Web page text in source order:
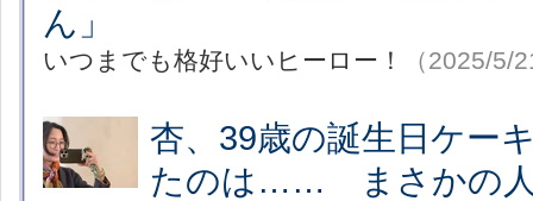
ん」
いつまでも格好いいヒーロー！ （2025/5/
杏、39歳の誕生日ケー
たのは…… まさかの人